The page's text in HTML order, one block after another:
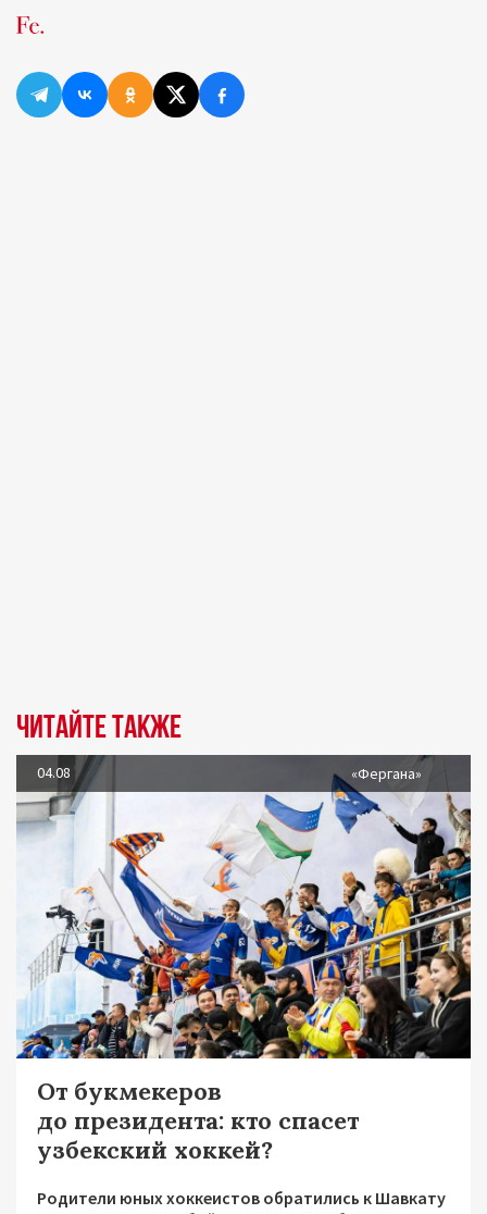
Читайте также
04.08 «Фергана»
От букмекеров
до президента: кто спасет
узбекский хоккей?
Родители юных хоккеистов обратились к Шавкату